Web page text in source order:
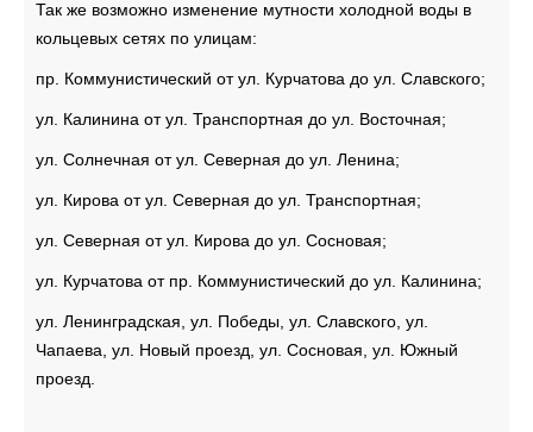
Так же возможно изменение мутности холодной воды в
кольцевых сетях по улицам:
пр. Коммунистический от ул. Курчатова до ул. Славского;
ул. Калинина от ул. Транспортная до ул. Восточная;
ул. Солнечная от ул. Северная до ул. Ленина;
ул. Кирова от ул. Северная до ул. Транспортная;
ул. Северная от ул. Кирова до ул. Сосновая;
ул. Курчатова от пр. Коммунистический до ул. Калинина;
ул. Ленинградская, ул. Победы, ул. Славского, ул.
Чапаева, ул. Новый проезд, ул. Сосновая, ул. Южный
проезд.